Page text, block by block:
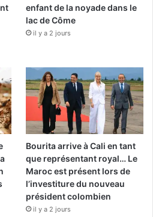
enfant de la noyade dans le
lac de Côme
il y a 2 jours
Bourita arrive à Cali en tant
que représentant royal… Le
Maroc est présent lors de
l’investiture du nouveau
président colombien
il y a 2 jours